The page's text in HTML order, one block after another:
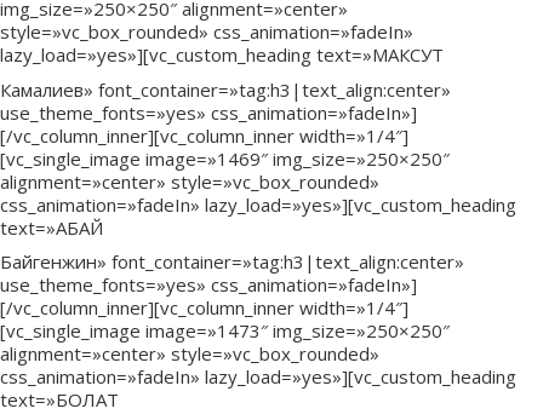
img_size=»250×250″ alignment=»center»
style=»vc_box_rounded» css_animation=»fadeIn»
lazy_load=»yes»][vc_custom_heading text=»МАКСУТ
Камалиев» font_container=»tag:h3|text_align:center»
use_theme_fonts=»yes» css_animation=»fadeIn»]
[/vc_column_inner][vc_column_inner width=»1/4″]
[vc_single_image image=»1469″ img_size=»250×250″
alignment=»center» style=»vc_box_rounded»
css_animation=»fadeIn» lazy_load=»yes»][vc_custom_heading
text=»АБАЙ
Байгенжин» font_container=»tag:h3|text_align:center»
use_theme_fonts=»yes» css_animation=»fadeIn»]
[/vc_column_inner][vc_column_inner width=»1/4″]
[vc_single_image image=»1473″ img_size=»250×250″
alignment=»center» style=»vc_box_rounded»
css_animation=»fadeIn» lazy_load=»yes»][vc_custom_heading
text=»БОЛАТ